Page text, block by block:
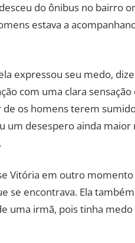
do ônibus no bairro
estava a
expressou seu medo,
com uma clara
de os homens terem
um desespero ainda
Vitória em outro
se encontrava. Ela
uma irmã, pois tinha